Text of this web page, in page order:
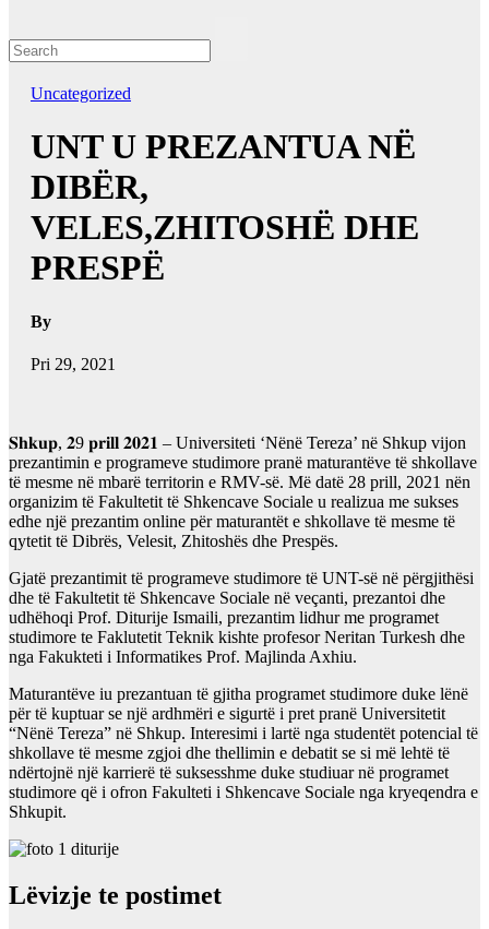
Uncategorized
UNT U PREZANTUA NË
DIBËR,
VELES,ZHITOSHË DHE
PRESPË
By
Pri 29, 2021
𝐒𝐡𝐤𝐮𝐩, 𝟐9 𝐩𝐫𝐢𝐥𝐥 𝟐𝟎𝟐𝟏 – Universiteti ‘Nënë Tereza’ në Shkup vijon
prezantimin e programeve studimore pranë maturantëve të shkollave
të mesme në mbarë territorin e RMV-së. Më datë 28 prill, 2021 nën
organizim të Fakultetit të Shkencave Sociale u realizua me sukses
edhe një prezantim online për maturantët e shkollave të mesme të
qytetit të Dibrës, Velesit, Zhitoshës dhe Prespës.
Gjatë prezantimit të programeve studimore të UNT-së në përgjithësi
dhe të Fakultetit të Shkencave Sociale në veçanti, prezantoi dhe
udhëhoqi Prof. Diturije Ismaili, prezantim lidhur me programet
studimore te Faklutetit Teknik kishte profesor Neritan Turkesh dhe
nga Fakukteti i Informatikes Prof. Majlinda Axhiu.
Maturantëve iu prezantuan të gjitha programet studimore duke lënë
për të kuptuar se një ardhmëri e sigurtë i pret pranë Universitetit
“Nënë Tereza” në Shkup. Interesimi i lartë nga studentët potencial të
shkollave të mesme zgjoi dhe thellimin e debatit se si më lehtë të
ndërtojnë një karrierë të suksesshme duke studiuar në programet
studimore që i ofron Fakulteti i Shkencave Sociale nga kryeqendra e
Shkupit.
Lëvizje te postimet